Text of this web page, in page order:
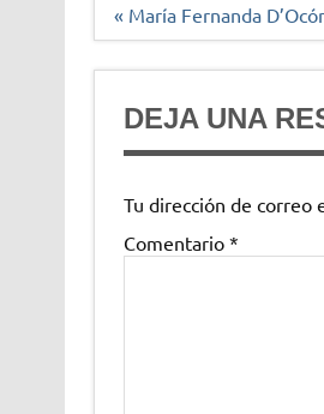
Navegación
« María Fernanda
DEJA UNA
Tu dirección de correo
Comentario *